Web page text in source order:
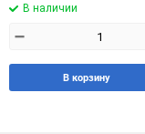
В наличии
–
В корзину